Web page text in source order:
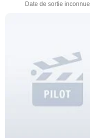
Date de sortie inconnue